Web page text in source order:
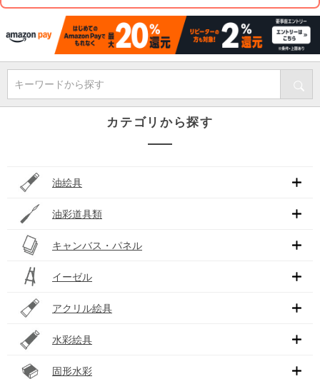
キーワードから探す
カテゴリから探す
油絵具
油彩道具類
キャンバス・パネル
イーゼル
アクリル絵具
水彩絵具
固形水彩